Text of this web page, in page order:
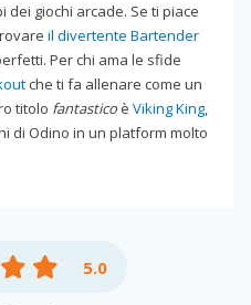
dei giochi arcade. Se ti piace
il divertente Bartender
Per chi ama le sfide
che ti fa allenare come un
titolo fantastico è Viking King,
di Odino in un platform molto
5.0